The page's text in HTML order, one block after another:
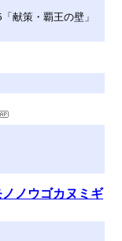
献策・覇王の壁」
ノウゴカヌミギ